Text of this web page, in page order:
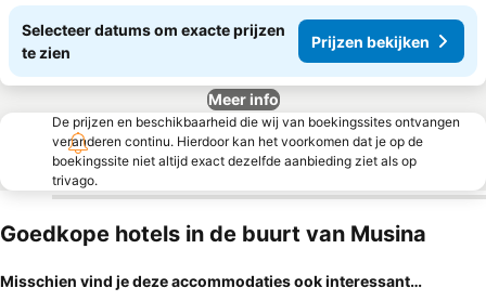
Selecteer datums om exacte prijzen
te zien
Prijzen bekijken
Meer info
De prijzen en beschikbaarheid die wij van boekingssites ontvangen
veranderen continu. Hierdoor kan het voorkomen dat je op de
boekingssite niet altijd exact dezelfde aanbieding ziet als op
trivago.
Goedkope hotels in de buurt van Musina
Misschien vind je deze accommodaties ook interessant…